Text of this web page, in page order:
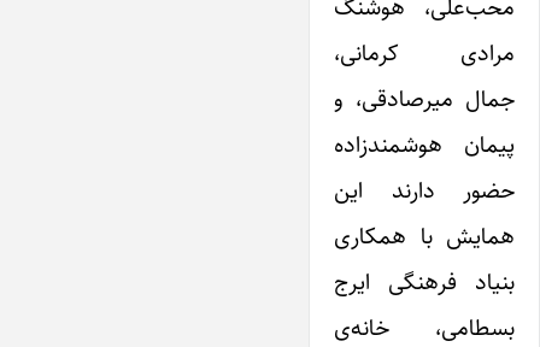
مرادی کرمانی،
جمال میرصادقی، و
پیمان هوشمندزاده
حضور دارند این
همایش با همکاری
بنیاد فرهنگی ایرج
بسطامی، خانه‌ی